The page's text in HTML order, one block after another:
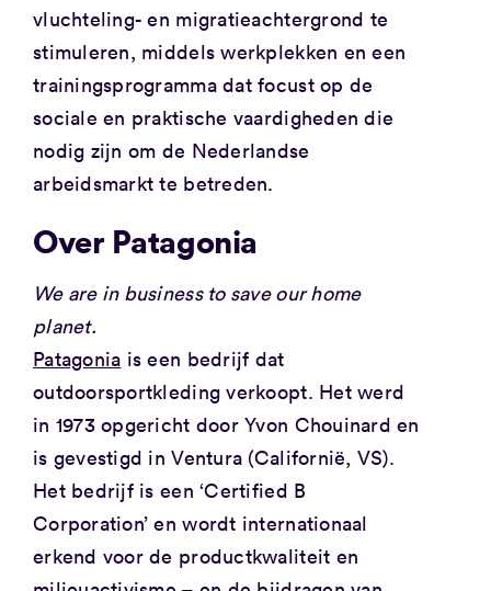
vluchteling- en migratieachtergrond te
stimuleren, middels werkplekken en een
trainingsprogramma dat focust op de
sociale en praktische vaardigheden die
nodig zijn om de Nederlandse
arbeidsmarkt te betreden.
Over Patagonia
We are in business to save our home
planet.
Patagonia is een bedrijf dat
outdoorsportkleding verkoopt. Het werd
in 1973 opgericht door Yvon Chouinard en
is gevestigd in Ventura (Californië, VS).
Het bedrijf is een ‘Certified B
Corporation’ en wordt internationaal
erkend voor de productkwaliteit en